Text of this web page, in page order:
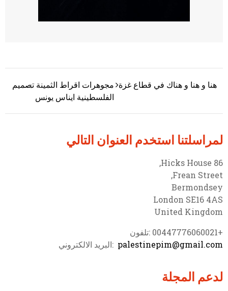
مجوهرات اقراط الثمينة تصميم
الفلسطينية ايناس يونس
هنا و هنا و هناك في قطاع غزة
لمراسلتنا استخدم العنوان التالي
86 Hicks House,
Frean Street,
Bermondsey
London SE16 4AS
United Kingdom
+00447776060021 :تلفون
palestinepim@gmail.com :البريد الالكتروني
لدعم المجلة